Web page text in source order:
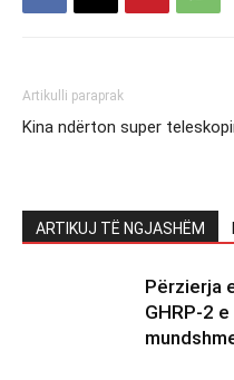
Artikulli paraprak
Kina ndërton super
ARTIKUJ TË NGJASHËM
Përzierja
GHRP-2